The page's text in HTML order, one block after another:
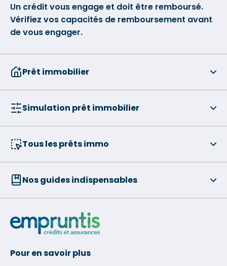
Un crédit vous engage et doit être remboursé.
Vérifiez vos capacités de remboursement avant
de vous engager.
Prêt immobilier
Simulation prêt immobilier
Tous les prêts immo
Nos guides indispensables
Pour en savoir plus